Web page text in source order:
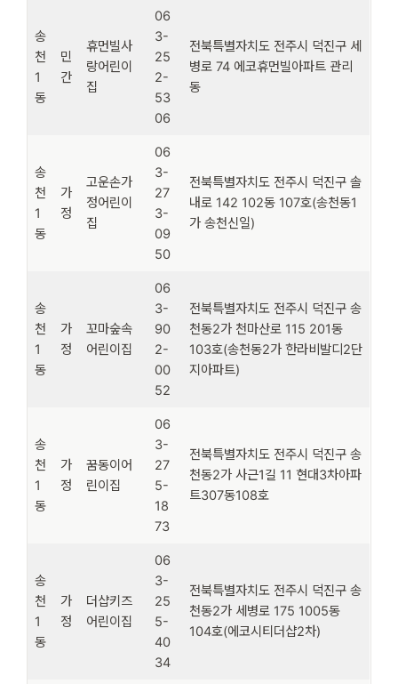
송
천
1
동
민
간
휴먼빌사
랑어린이
집
06
3-
25
2-
53
06
전북특별자치도 전주시 덕진구 세
병로 74 에코휴먼빌아파트 관리
동
송
천
1
동
가
정
고운손가
정어린이
집
06
3-
27
3-
09
50
전북특별자치도 전주시 덕진구 솔
내로 142 102동 107호(송천동1
가 송천신일)
송
천
1
동
가
정
꼬마숲속
어린이집
06
3-
90
2-
00
52
전북특별자치도 전주시 덕진구 송
천동2가 천마산로 115 201동
103호(송천동2가 한라비발디2단
지아파트)
송
천
1
동
가
정
꿈동이어
린이집
06
3-
27
5-
18
73
전북특별자치도 전주시 덕진구 송
천동2가 사근1길 11 현대3차아파
트307동108호
송
천
1
동
가
정
더샵키즈
어린이집
06
3-
25
5-
40
34
전북특별자치도 전주시 덕진구 송
천동2가 세병로 175 1005동
104호(에코시티더샵2차)